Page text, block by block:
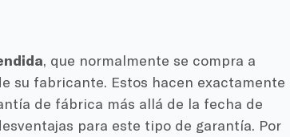
, que normalmente se compra a
su fabricante. Estos hacen exactamente
de fábrica más allá de la fecha de
para este tipo de garantía. Por